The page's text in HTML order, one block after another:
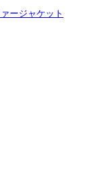
ージャケット